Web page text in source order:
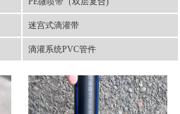
迷宫式滴灌带
滴灌系统PVC管件